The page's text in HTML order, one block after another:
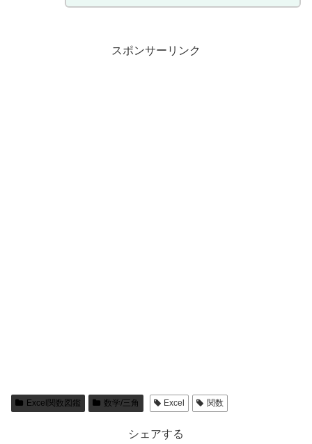
スポンサーリンク
Excel関数図鑑 数学/三角 Excel 関数
シェアする